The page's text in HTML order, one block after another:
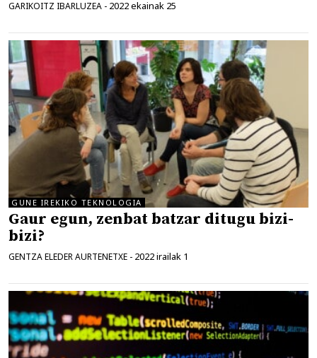
GARIKOITZ IBARLUZEA - 2022 ekainak 25
GUNE IREKIKO TEKNOLOGIA
Gaur egun, zenbat batzar ditugu bizi-
bizi?
GENTZA ELEDER AURTENETXE - 2022 irailak 1